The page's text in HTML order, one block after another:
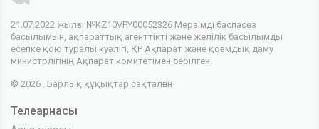
21.07.2022 жылғы №KZ10VPY00052326 Мерзімді баспасөз
басылымын, ақпараттық агенттікті және желілік басылымды
есепке қою туралы куәлігі, ҚР Ақпарат және қоғамдық даму
министрлігінің Ақпарат комитетімен берілген.
© 2026 . Барлық құқықтар сақталған
Телеарнасы